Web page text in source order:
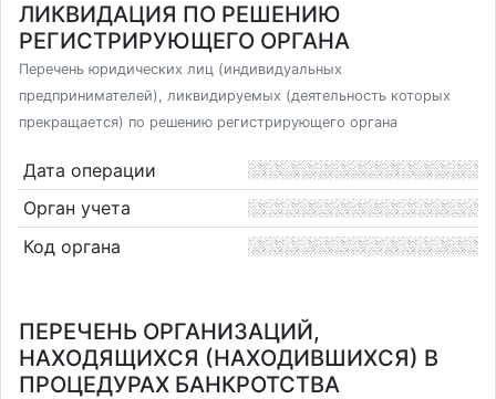
ЛИКВИДАЦИЯ ПО РЕШЕНИЮ
РЕГИСТРИРУЮЩЕГО ОРГАНА
Перечень юридических лиц (индивидуальных
предпринимателей), ликвидируемых (деятельность которых
прекращается) по решению регистрирующего органа
Дата операции
Орган учета
Код органа
ПЕРЕЧЕНЬ ОРГАНИЗАЦИЙ,
НАХОДЯЩИХСЯ (НАХОДИВШИХСЯ) В
ПРОЦЕДУРАХ БАНКРОТСТВА